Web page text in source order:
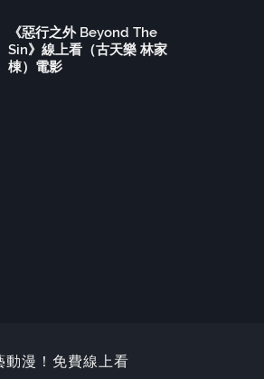
《惡行之外 Beyond The
Sin》線上看（古天樂 林家
棟）電影
動漫！免費線上看